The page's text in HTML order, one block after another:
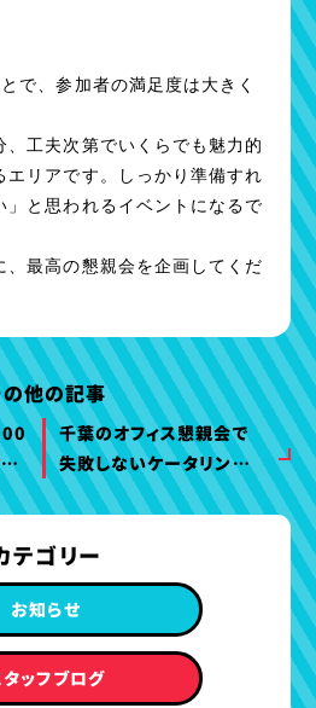
テゴリー
お知らせ
ッフブログ
で、参加者の満足度は大きく
工夫次第でいくらでも魅力的
エリアです。しっかり準備すれ
」と思われるイベントになるで
、最高の懇親会を企画してくだ
の他の記事
ー
千葉のオフィス懇親会で
失敗しないケータリング
術｜人数別おすすめ構成